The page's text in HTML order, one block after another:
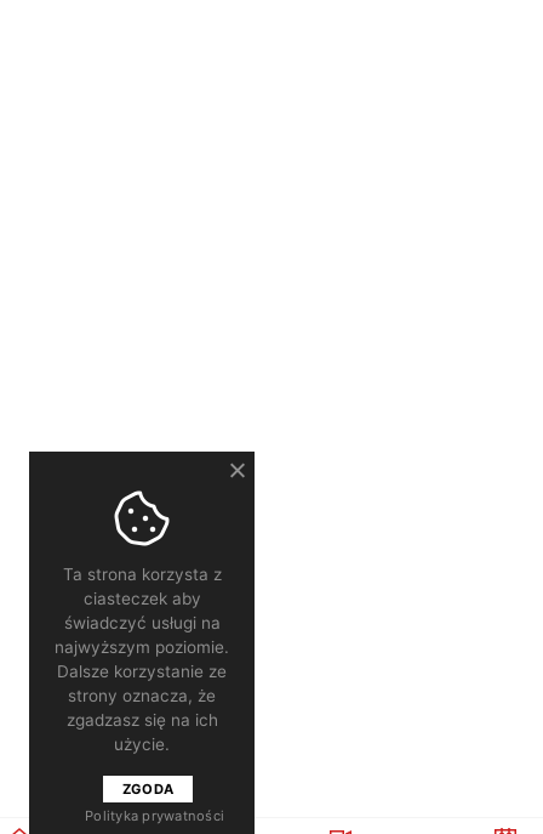
Ta strona korzysta z
ciasteczek aby
świadczyć usługi na
najwyższym poziomie.
Dalsze korzystanie ze
strony oznacza, że
zgadzasz się na ich
użycie.
ZGODA
Polityka prywatności